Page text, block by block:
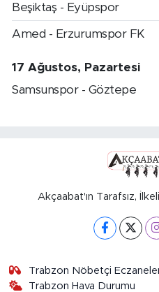
Beşiktaş - Eyüpspor
Amed - Erzurumspor FK
17 Ağustos, Pazartesi
Samsunspor - Göztepe
Akçaabat'ın Tarafsız,
Trabzon Nöbetçi
Trabzon Hava Durumu